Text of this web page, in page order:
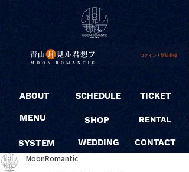
ログイン / 新規登録
ABOUT
MENU
SYSTEM
SCHEDULE
SHOP
WEDDING
TICKET
RENTAL
CONTACT
MoonRomantic